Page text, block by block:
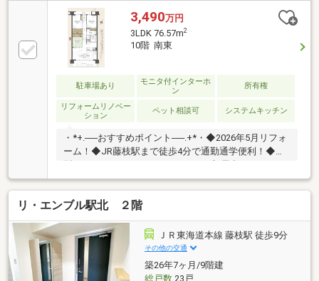
3,490万円
3LDK 76.57m2
10階 南東
駐車場あり
モニタ付インターホ
ン
所有権
リフォームリノベー
ション
ペット相談可 システムキッチン
・*+.──おすすめポイント──.+*・◆2026年5月リフォ
ーム！◆JR藤枝駅まで徒歩4分で通勤通学便利！◆大
型のウォークスルークローゼットで部屋中スッキリ
♪◆大切なペットと一緒に暮らせます♪☆こちらの物件
は本日ご案内可能です☆来店、現地集合、送迎サービ
スOKです！ご購入時の住宅ローン相談も無料で承りま
す♪物件が気になったらまずはお気に入り追加！お好
きなタイミングで【054-265-3254】へお問い合わせく
ださい！資料請求フォームからは24時間受付中☆
リ・エンブル駅北 ２階
ＪＲ東海道本線 藤枝駅 徒歩9分
その他の交通
築26年7ヶ月/9階建
総戸数23戸